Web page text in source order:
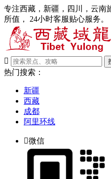
专注西藏，新疆，四川，云南
所值， 24小时客服贴心服务。

热门搜索：
新疆
西藏
成都
阿里环线
微信